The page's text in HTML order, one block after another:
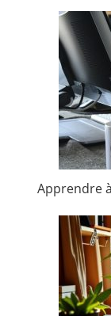
Apprendre